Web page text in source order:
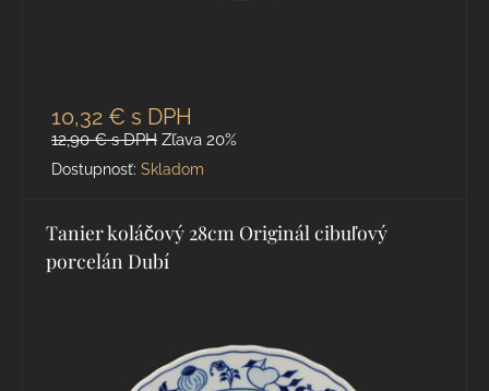
10,32 € s DPH
12,90 €s DPH Zľava 20%
Dostupnosť: Skladom
Tanier koláčový 28cm Originál cibuľový
porcelán Dubí